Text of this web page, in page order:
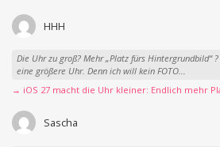
HHH
Die Uhr zu groß? Mehr „Platz fürs Hintergrundbild“
eine größere Uhr. Denn ich will kein FOTO...
→ iOS 27 macht die Uhr kleiner: Endlich mehr
Sascha